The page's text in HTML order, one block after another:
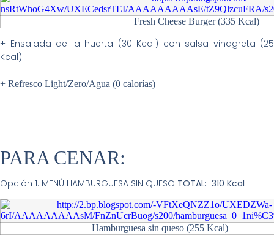
Fresh Cheese Burger (335 Kcal)
+ Ensalada de la huerta (30 Kcal) con salsa vinagreta (25
Kcal)
+ Refresco Light/Zero/Agua (0 calorías)
PARA CENAR:
Opción 1: MENÚ HAMBURGUESA SIN QUESO TOTAL: 310 Kcal
Hamburguesa sin queso (255 Kcal)